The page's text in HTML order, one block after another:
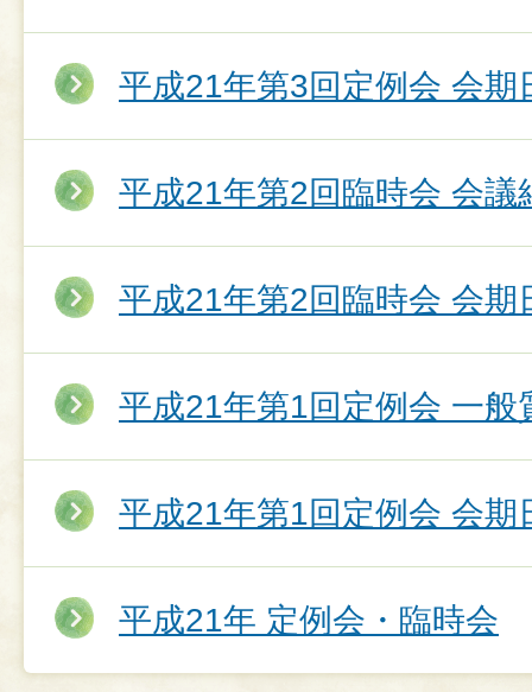
平成21年第3回定例会 会期
平成21年第2回臨時会 会議
平成21年第2回臨時会 会期
平成21年第1回定例会 一般
平成21年第1回定例会 会期
平成21年 定例会・臨時会